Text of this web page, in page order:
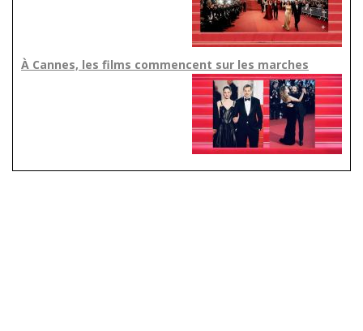
À Cannes, les films commencent sur les marches